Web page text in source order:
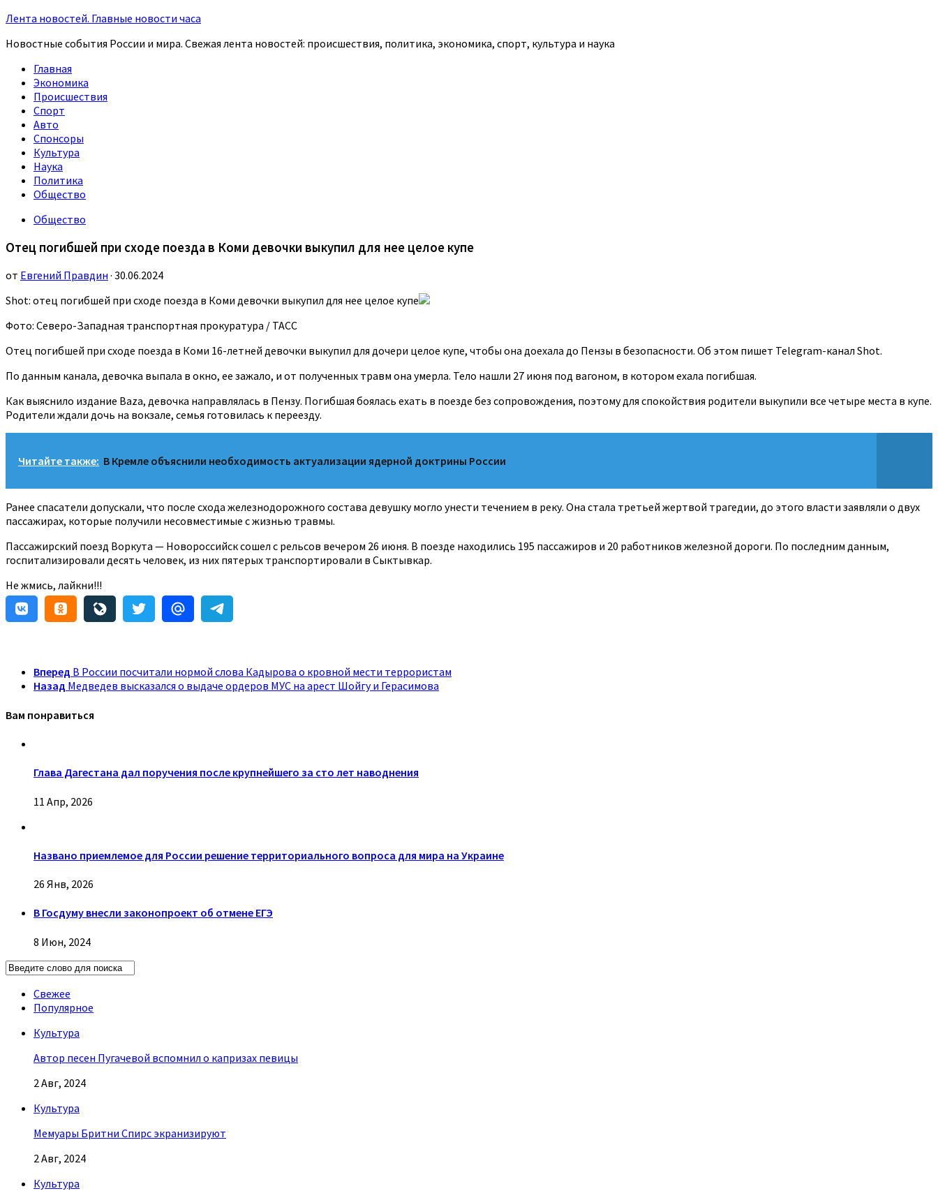
Лента новостей. Главные новости часа
Новостные события России и мира. Свежая лента новостей: происшествия, политика, экономика, спорт, культура и наука
Главная
Экономика
Происшествия
Спорт
Авто
Спонсоры
Культура
Наука
Политика
Общество
Общество
Отец погибшей при сходе поезда в Коми девочки выкупил для нее целое купе
от Евгений Правдин · 30.06.2024
Shot: отец погибшей при сходе поезда в Коми девочки выкупил для нее целое купе
Фото: Северо-Западная транспортная прокуратура / ТАСС
Отец погибшей при сходе поезда в Коми 16-летней девочки выкупил для дочери целое купе, чтобы она доехала до Пензы в безопасности. Об этом пишет Telegram-канал Shot.
По данным канала, девочка выпала в окно, ее зажало, и от полученных травм она умерла. Тело нашли 27 июня под вагоном, в котором ехала погибшая.
Как выяснило издание Baza, девочка направлялась в Пензу. Погибшая боялась ехать в поезде без сопровождения, поэтому для спокойствия родители выкупили все четыре места в купе.
Родители ждали дочь на вокзале, семья готовилась к переезду.
Читайте также: В Кремле объяснили необходимость актуализации ядерной доктрины России
Ранее спасатели допускали, что после схода железнодорожного состава девушку могло унести течением в реку. Она стала третьей жертвой трагедии, до этого власти заявляли о двух
пассажирах, которые получили несовместимые с жизнью травмы.
Пассажирский поезд Воркута — Новороссийск сошел с рельсов вечером 26 июня. В поезде находились 195 пассажиров и 20 работников железной дороги. По последним данным,
госпитализировали десять человек, из них пятерых транспортировали в Сыктывкар.
Не жмись, лайкни!!!
Вперед В России посчитали нормой слова Кадырова о кровной мести террористам
Назад Медведев высказался о выдаче ордеров МУС на арест Шойгу и Герасимова
Вам понравиться
Глава Дагестана дал поручения после крупнейшего за сто лет наводнения
11 Апр, 2026
Названо приемлемое для России решение территориального вопроса для мира на Украине
26 Янв, 2026
В Госдуму внесли законопроект об отмене ЕГЭ
8 Июн, 2024
Свежее
Популярное
Культура
Автор песен Пугачевой вспомнил о капризах певицы
2 Авг, 2024
Культура
Мемуары Бритни Спирс экранизируют
2 Авг, 2024
Культура